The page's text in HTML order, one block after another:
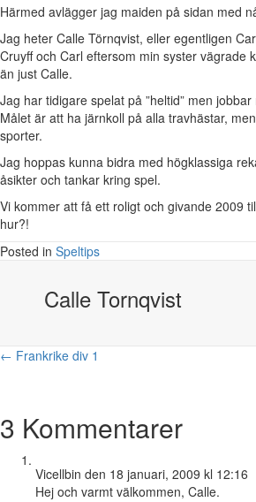
Härmed avlägger jag maiden på sidan med
Jag heter Calle Törnqvist, eller egentligen
Cruyff och Carl eftersom min syster vägrade
än just Calle.
Jag har tidigare spelat på ”heltid” men
Målet är att ha järnkoll på alla travhästar,
sporter.
Jag hoppas kunna bidra med högklassiga
åsikter och tankar kring spel.
Vi kommer att få ett roligt och givande 2009
hur?!
Posted in Speltips
Calle Tornqvist
Posts
← Frankrike div 1
3 Kommentarer
Vicellbin den 18 januari, 2009 kl 12:16
Hej och varmt välkommen, Calle.